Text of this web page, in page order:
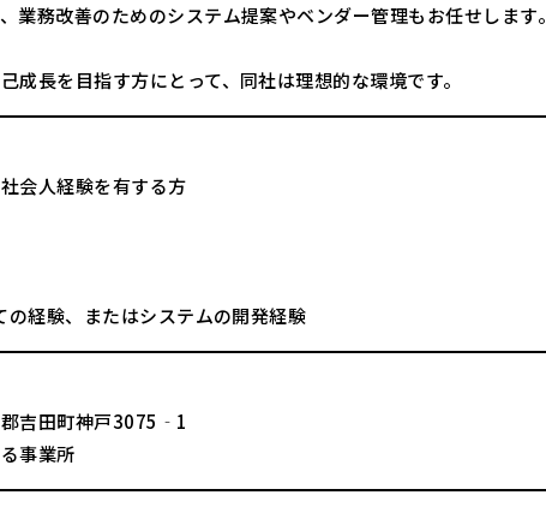
業務改善のためのシステム提案やベンダー管理もお任せします。
成長を目指す方にとって、同社は理想的な環境です。
会人経験を有する方
経験、またはシステムの開発経験
郡吉田町神戸3075‐1
事業所